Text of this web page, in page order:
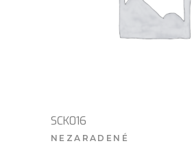
SCK016
NEZARADENÉ